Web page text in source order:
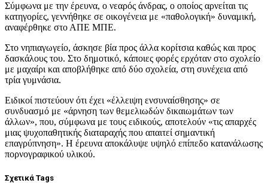
Σύμφωνα με την έρευνα, ο νεαρός άνδρας, ο οποίος αρνείται τις
κατηγορίες, γεννήθηκε σε οικογένεια με «παθολογική» δυναμική,
αναφέρθηκε στο ΑΠΕ ΜΠΕ.
Στο νηπιαγωγείο, άσκησε βία προς άλλα κορίτσια καθώς και προς
δασκάλους του. Στο δημοτικό, κάποιες φορές ερχόταν στο σχολείο
με μαχαίρι και αποβλήθηκε από δύο σχολεία, στη συνέχεια από
τρία γυμνάσια.
Ειδικοί πιστεύουν ότι έχει «έλλειψη ενσυναίσθησης» σε
συνδυασμό με «άρνηση των θεμελιωδών δικαιωμάτων των
άλλων», που, σύμφωνα με τους ειδικούς, αποτελούν «τις απαρχές
μιας ψυχοπαθητικής διαταραχής που απαιτεί σημαντική
επαγρύπνηση». Η έρευνα αποκάλυψε υψηλό επίπεδο κατανάλωσης
πορνογραφικού υλικού.
Σχετικά Tags